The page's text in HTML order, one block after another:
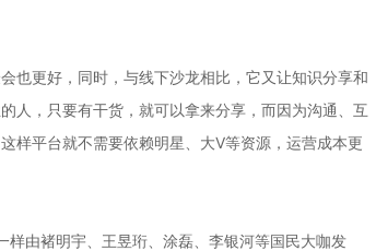
也更好，同时，与线下沙龙相比，它又让知识分享和
人，只要有干货，就可以拿来分享，而因为沟通、互
样平台就不需要依赖明星、大V等资源，运营成本更
由褚明宇、王昱珩、涂磊、李银河等国民大咖发